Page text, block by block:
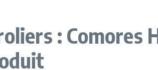
: Comores